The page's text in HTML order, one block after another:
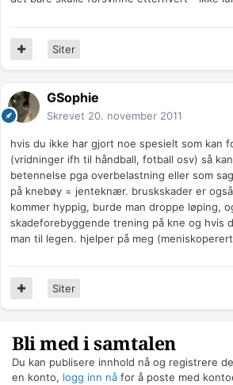
Siter
GSophie
Skrevet 20. november 2011
hvis du ikke har gjort noe spesielt som kan
(vridninger ifh til håndball, fotball osv) så
betennelse pga overbelastning eller som
på knebøy = jenteknær. bruskskader er
kommer hyppig, burde man droppe løping,
skadeforebyggende trening på kne og hvis
man til legen. hjelper på meg
Siter
Bli med i samtalen
Du kan publisere innhold nå og registrere
en konto, logg inn nå for å poste med